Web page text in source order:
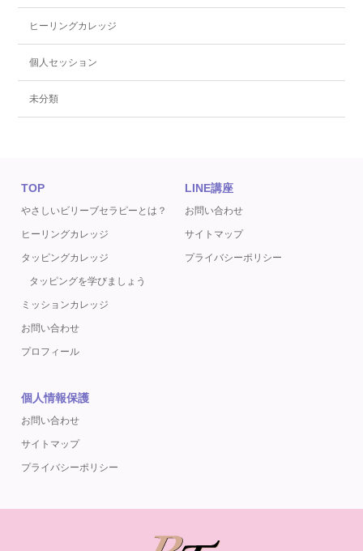
ヒーリングカレッジ
個人セッション
未分類
TOP
やさしいビリーブセラピーとは？
ヒーリングカレッジ
タッピングカレッジ
タッピングを学びましょう
ミッションカレッジ
お問い合わせ
プロフィール
LINE講座
お問い合わせ
サイトマップ
プライバシーポリシー
個人情報保護
お問い合わせ
サイトマップ
プライバシーポリシー